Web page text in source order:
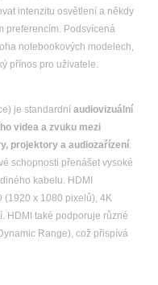
intenzitu osvětlení a někdy
preferencím. Podsvícená
notebookových modelech,
přínos pro uživatele.
je standardní audiovizuální
videa a zvuku mezi
projektory a audiozařízení.
schopnosti přenášet vysoké
kabelu. HDMI
(1920 x 1080 pixelů), 4K
HDMI také podporuje různé
Range), což přispívá